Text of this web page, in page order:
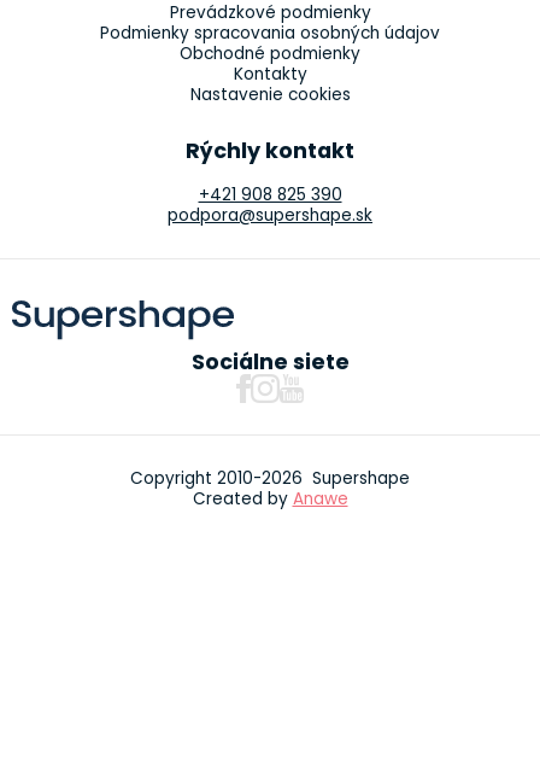
Prevádzkové podmienky
Podmienky spracovania osobných údajov
Obchodné podmienky
Kontakty
Nastavenie cookies
Rýchly kontakt
+421 908 825 390
podpora@supershape.sk
Sociálne siete
Copyright 2010-2026 Supershape
Created by Anawe